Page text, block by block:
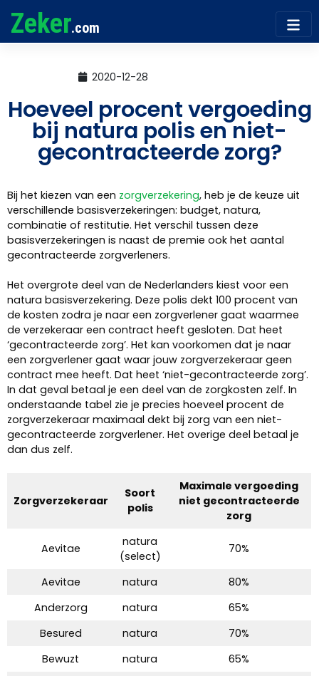
Zeker.com
2020-12-28
Hoeveel procent vergoeding
bij natura polis en niet-
gecontracteerde zorg?
Bij het kiezen van een zorgverzekering, heb je de keuze uit
verschillende basisverzekeringen: budget, natura,
combinatie of restitutie. Het verschil tussen deze
basisverzekeringen is naast de premie ook het aantal
gecontracteerde zorgverleners.
Het overgrote deel van de Nederlanders kiest voor een
natura basisverzekering. Deze polis dekt 100 procent van
de kosten zodra je naar een zorgverlener gaat waarmee
de verzekeraar een contract heeft gesloten. Dat heet
‘gecontracteerde zorg’. Het kan voorkomen dat je naar
een zorgverlener gaat waar jouw zorgverzekeraar geen
contract mee heeft. Dat heet ‘niet-gecontracteerde zorg’.
In dat geval betaal je een deel van de zorgkosten zelf. In
onderstaande tabel zie je precies hoeveel procent de
zorgverzekeraar maximaal dekt bij zorg van een niet-
gecontracteerde zorgverlener. Het overige deel betaal je
dan dus zelf.
Zorgverzekeraar
Soort
polis
Maximale vergoeding
niet gecontracteerde
zorg
Aevitae
natura
(select)
70%
Aevitae natura
80%
Anderzorg
natura
65%
Besured
natura
70%
Bewuzt
natura 65%